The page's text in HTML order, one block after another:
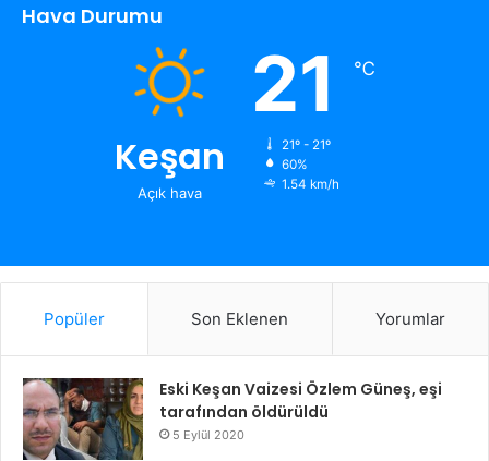
Hava Durumu
Keşan
Açık hava
21 ℃
21º - 21º
60%
1.54 km/h
Popüler Son Eklenen Yorumlar
Eski Keşan Vaizesi Özlem Güneş, eşi
tarafından öldürüldü
5 Eylül 2020